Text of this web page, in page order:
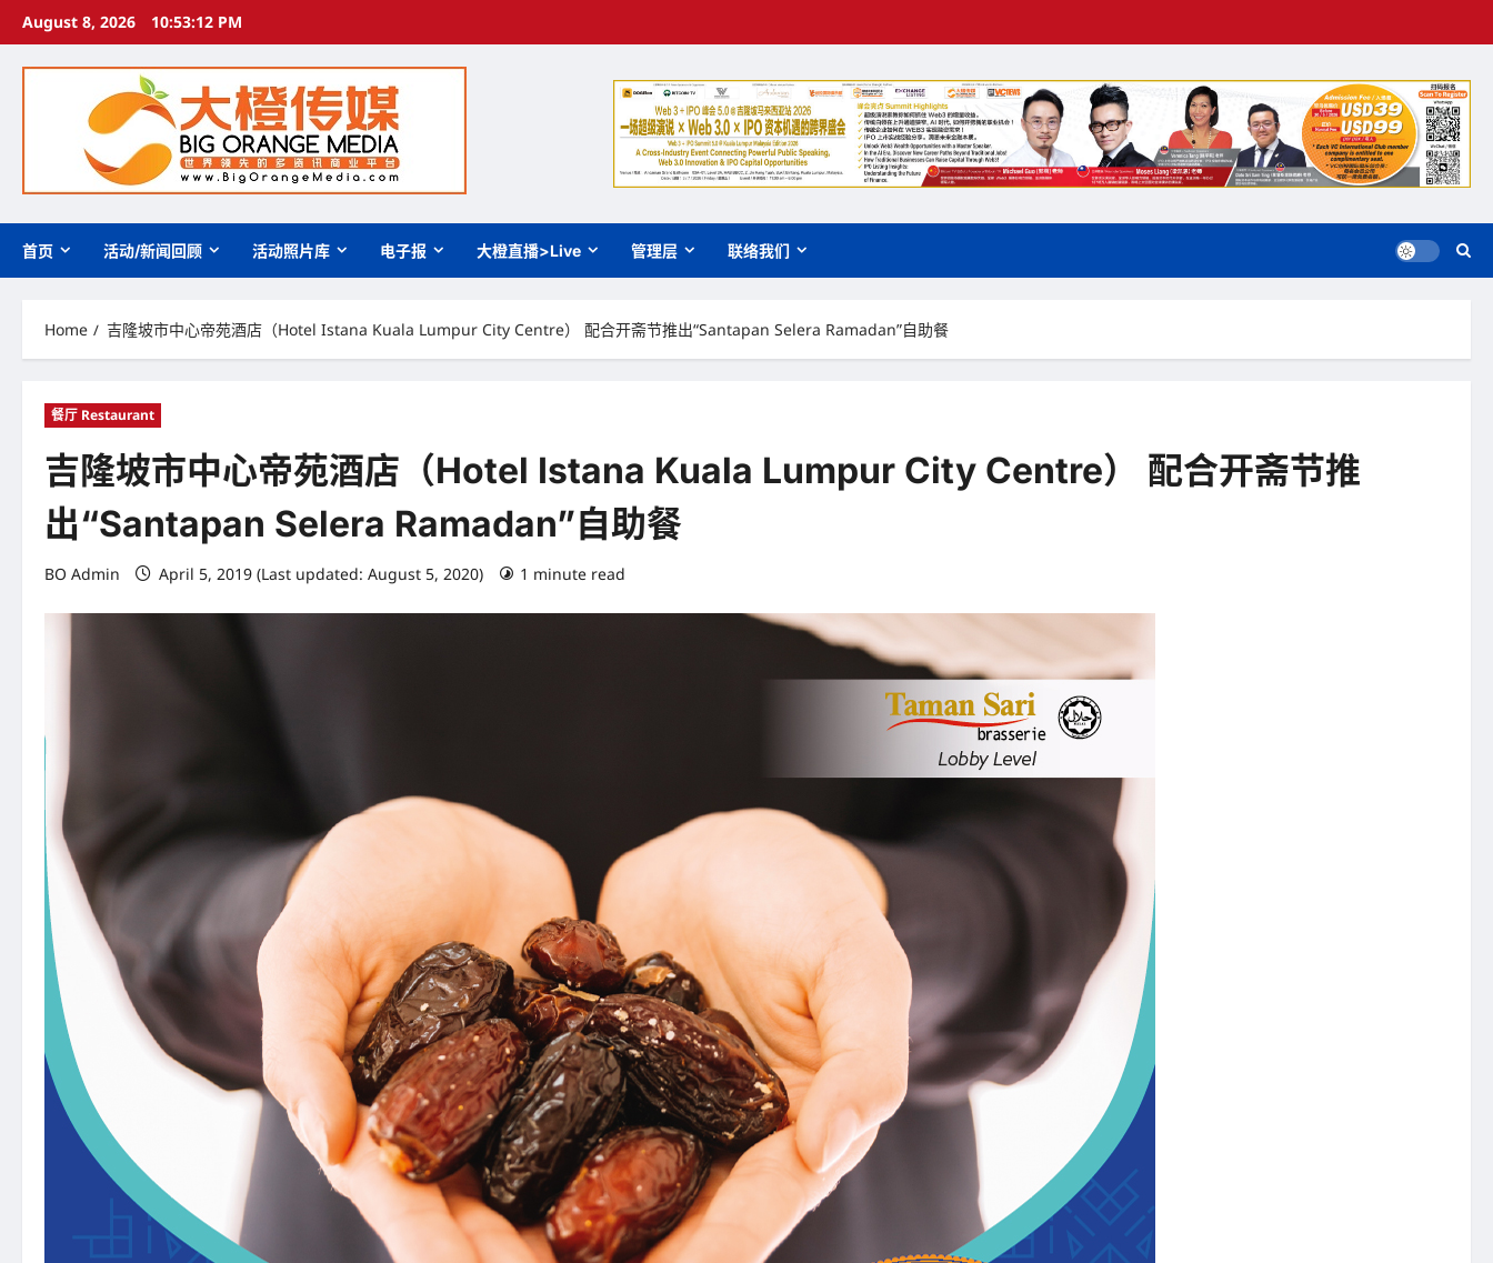
Skip
content
August 8, 2026 10:53:14 PM
首页 活动/新闻回顾 活动照片库 电子报 大橙直播>Live 管理层 联络我们
Home 吉隆坡市中心帝苑酒店（Hotel Istana Kuala Lumpur City Centre） 配合开斋节推出“Santapan Selera Ramadan”自助餐
餐厅 Restaurant
吉隆坡市中心帝苑酒店（Hotel Istana Kuala Lumpur City Centre） 配合开斋节推
出“Santapan Selera Ramadan”自助餐
BO Admin April 5, 2019 (Last updated: August 5, 2020) 1 minute read